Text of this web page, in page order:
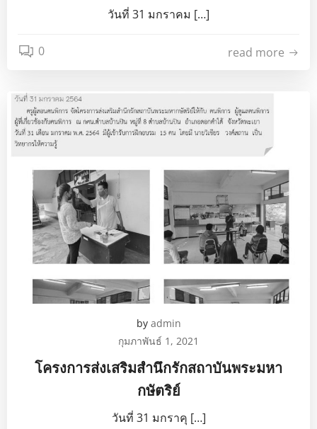
วันที่ 31 มกราคม […]
0 read more
by admin
กุมภาพันธ์ 1, 2021
โครงการส่งเสริมสำนึกรักสถาบันพระมหา
กษัตริย์
วันที่ 31 มกราคุ […]